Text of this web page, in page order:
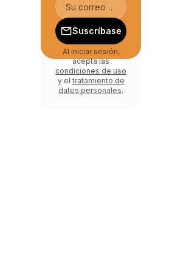
Suscríbase
Al iniciar sesión,
acepta las
condiciones de uso
y el tratamiento de
datos personales.